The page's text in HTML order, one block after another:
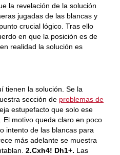
la revelación de la solución
jugadas de las blancas y
crucial lógico. Tras ello
en que la posición es de
realidad la solución es
tienen la solución. Se la
sección de problemas de
estupefacto que solo ese
El motivo queda claro en poco
intento de las blancas para
más adelante se muestra
2.Cxh4! Dh1+. Las